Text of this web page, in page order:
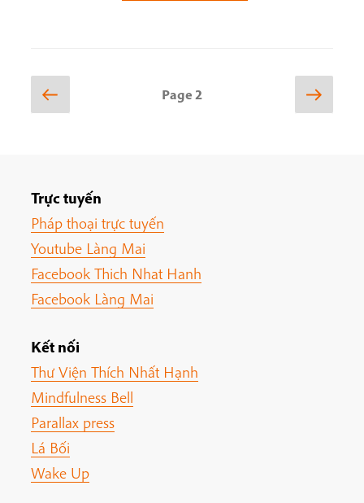
Posts
pagination
Previous
page
Page 2 Next
page
Trực tuyến
Pháp thoại trực tuyến
Youtube Làng Mai
Facebook Thich Nhat Hanh
Facebook Làng Mai
Kết nối
Thư Viện Thích Nhất Hạnh
Mindfulness Bell
Parallax press
Lá Bối
Wake Up